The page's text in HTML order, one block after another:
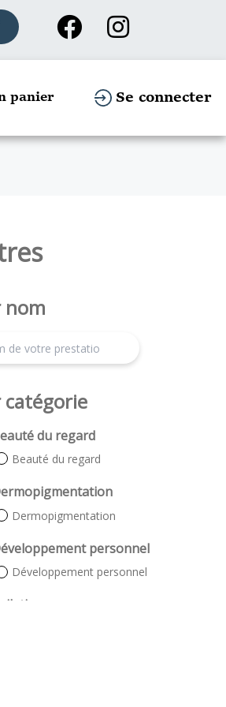
panier Se connecter
nom
catégorie
du regard
Beauté du regard
Dermopigmentation
personnel
Développement personnel